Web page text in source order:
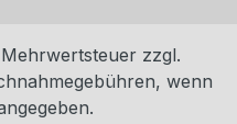
zzgl.
wenn